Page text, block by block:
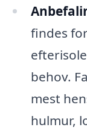
findes
behov.
mest
hulmur,